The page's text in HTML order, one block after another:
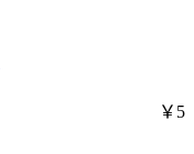
￥5